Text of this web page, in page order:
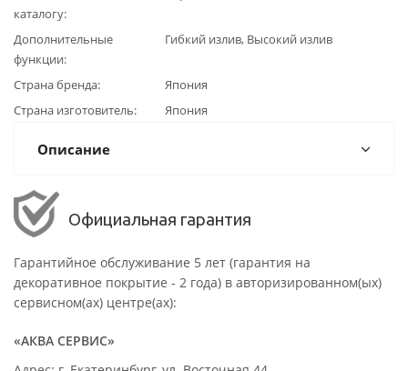
каталогу
Дополнительные
функции
Гибкий излив, Высокий излив
Страна бренда
Япония
Страна изготовитель
Япония
Описание
Официальная гарантия
Гарантийное обслуживание 5 лет (гарантия на
декоративное покрытие - 2 года) в авторизированном(ых)
сервисном(ах) центре(ах):
«АКВА СЕРВИС»